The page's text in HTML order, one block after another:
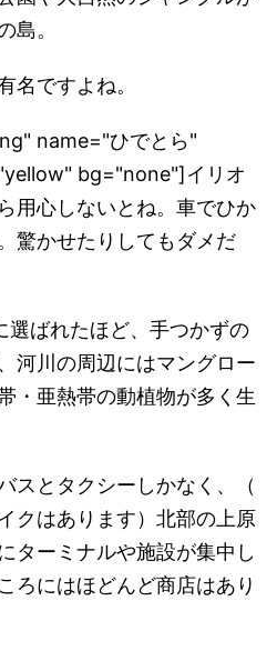
島。
名ですよね。
name="ひでとら"
bg="none"]イリオ
用心しないとね。車でひか
驚かせたりしてもダメだ
選ばれたほど、 手つかずの
河川の周辺にはマングロー
・ 亜熱帯の動植物が多く生
スとタクシーしかなく、（
クはあります）北部の上原
ターミナルや施設が集中し
ろにはほどんど商店はあり